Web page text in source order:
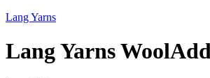
Lang Yarns
Lang Yarns